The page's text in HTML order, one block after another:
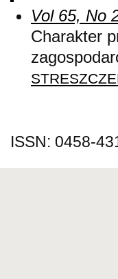
Vol 65, No
Charakter
ISSN: 0458-